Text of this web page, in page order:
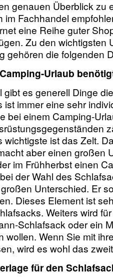
genauen Überblick zu
im Fachhandel
eine Reihe guter
Zu den wichtigsten
gehören die folgenden
Camping-Urlaub
gibt es generell Dinge
ist immer eine sehr
bei einem Camping-
wichtigste ist das Zelt.
aber einen großen
im Frühherbst einen
der Wahl des
Unterschied. Er
Dieses Element ist
Weiters wird
Schlafsack oder ein
wollen. Wenn Sie mit
wird es wohl das
für den